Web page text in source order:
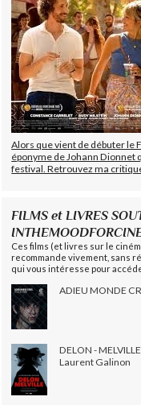
Alors que vient de débuter le
éponyme de Johann
festival. Retrouvez ma
FILMS et LIVRES
Ces films (et livres sur le
recommande vivement, sans
qui vous intéresse pour
ADIEU MONDE
DELON -
Laurent Galinon